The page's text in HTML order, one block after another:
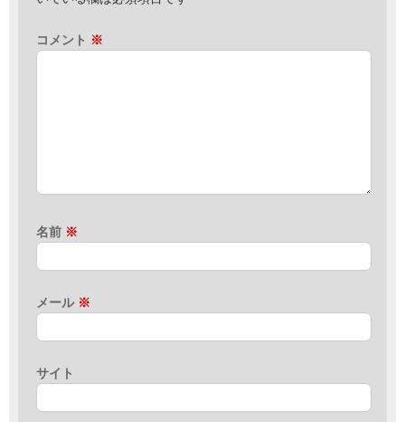
コメント ※
名前 ※
メール ※
サイト